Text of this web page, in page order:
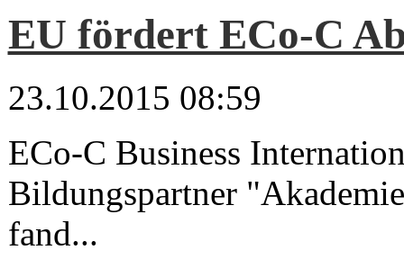
EU fördert ECo-C
23.10.2015 08:59
ECo-C Business
Bildungspartner
fand...